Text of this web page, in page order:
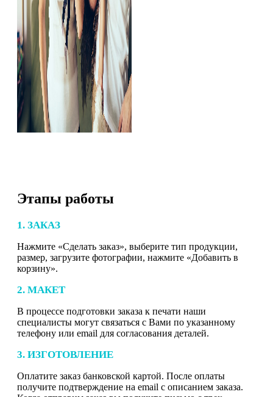
Этапы работы
1. ЗАКАЗ
Нажмите «Сделать заказ», выберите тип продукции,
размер, загрузите фотографии, нажмите «Добавить в
корзину».
2. МАКЕТ
В процессе подготовки заказа к печати наши
специалисты могут связаться с Вами по указанному
телефону или email для согласования деталей.
3. ИЗГОТОВЛЕНИЕ
Оплатите заказ банковской картой. После оплаты
получите подтверждение на email с описанием заказа.